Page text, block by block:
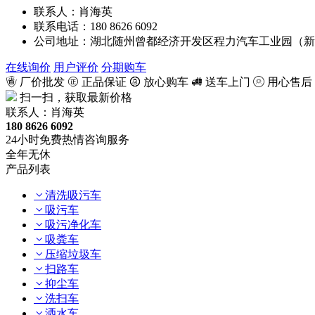
联系人：肖海英
联系电话：180 8626 6092
公司地址：湖北随州曾都经济开发区程力汽车工业园（
在线询价 用户评价 分期购车
厂价批发
正品保证 放心购车 送车上门
用心售后
扫一扫，获取最新价格
联系人：肖海英
180 8626 6092
24小时免费热情咨询服务
全年无休
产品列表
清洗吸污车
吸污车
吸污净化车
吸粪车
压缩垃圾车
扫路车
抑尘车
洗扫车